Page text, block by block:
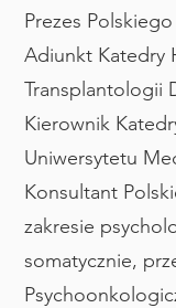
Prezes
Adiunkt Katedry
Transplantologii
Kierownik
Uniwersytetu
Konsultant
zakresie
somatycznie,